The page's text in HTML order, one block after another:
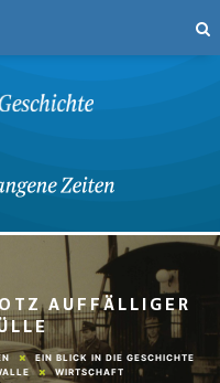
AUFFÄLLIGER
EIN BLICK IN DIE GESCHICHTE
WIRTSCHAFT